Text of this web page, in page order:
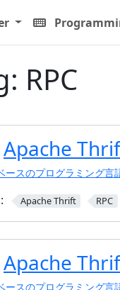
RPC
Apache
ースのプログラミング言
Apache Thrift RPC
Apache
ースのプログラミング言